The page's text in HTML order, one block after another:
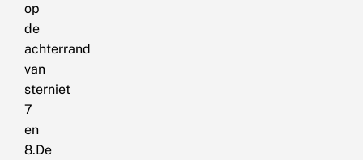
op
de
achterrand
van
sterniet
7
en
8.De